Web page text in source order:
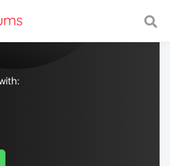
with a fast and